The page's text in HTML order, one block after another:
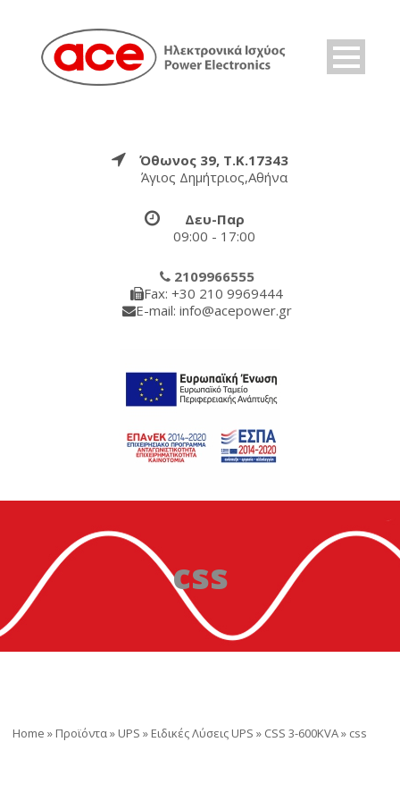
Όθωνος 39, Τ.Κ.17343
Άγιος Δημήτριος,Αθήνα
Δευ-Παρ
09:00 - 17:00
2109966555
Fax: +30 210 9969444
E-mail: info@acepower.gr
css
Home » Προϊόντα» UPS » Ειδικές Λύσεις UPS » CSS 3-600KVA» css